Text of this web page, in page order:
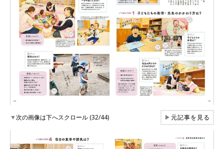
▼次の画像は下へスクロール (32/44) ▶元記事を見る